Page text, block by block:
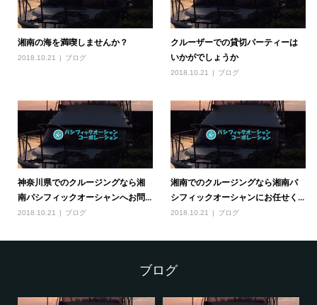
湘南の海を満喫しませんか？
2018.10.21 ブログ
クルーザーでの貸切パーティーは
いかがでしょうか
2018.10.21 ブログ
神奈川県でのクルージングなら湘
南パシフィックオーシャンへお問...
2018.10.21 ブログ
湘南でのクルージングなら湘南パ
シフィックオーシャンにお任せく...
2018.10.21 ブログ
ブログ